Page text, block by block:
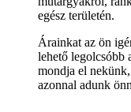
Tehertaxi azonnal
Kedvező árakkal